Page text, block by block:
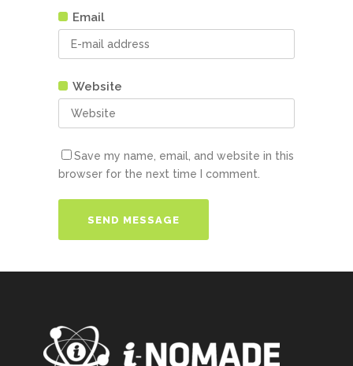
Email
Website
Save my name, email, and website in this
browser for the next time I comment.